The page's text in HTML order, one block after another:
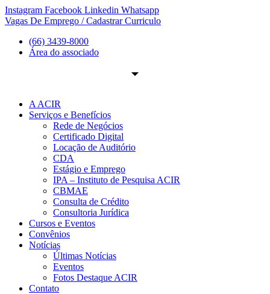
Ir
para
conteúdo
Instagram Facebook Linkedin Whatsapp
Vagas De Emprego / Cadastrar Curriculo
(66) 3439-8000
Área do associado
A ACIR
Serviços e Benefícios
Rede de Negócios
Certificado Digital
Locação de Auditório
CDA
Estágio e Emprego
IPA – Instituto de Pesquisa ACIR
CBMAE
Consulta de Crédito
Consultoria Jurídica
Cursos e Eventos
Convênios
Notícias
Últimas Notícias
Eventos
Fotos Destaque ACIR
Contato